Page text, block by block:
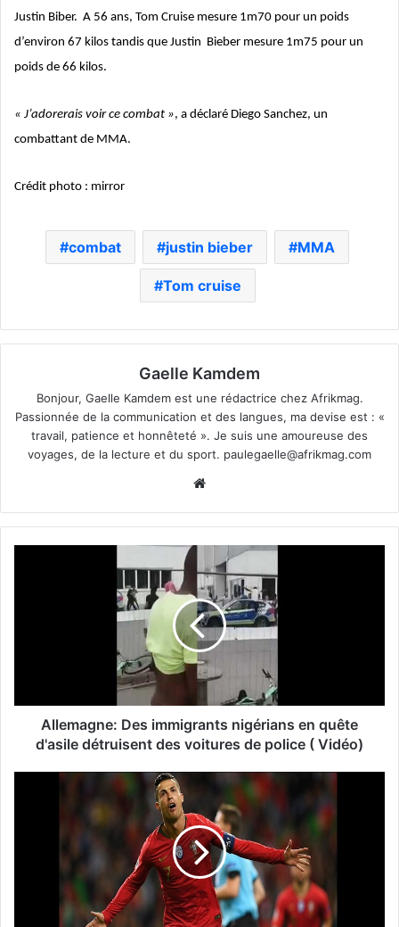
Justin Biber. A 56 ans, Tom Cruise mesure 1m70 pour un poids
d’environ 67 kilos tandis que Justin Bieber mesure 1m75 pour un
poids de 66 kilos.
« J’adorerais voir ce combat », a déclaré Diego Sanchez, un
combattant de MMA.
Crédit photo : mirror
combat justin bieber MMA
Tom cruise
Gaelle Kamdem
Bonjour, Gaelle Kamdem est une rédactrice chez Afrikmag.
Passionnée de la communication et des langues, ma devise est : «
travail, patience et honnêteté ». Je suis une amoureuse des
voyages, de la lecture et du sport. paulegaelle@afrikmag.com
Allemagne: Des immigrants nigérians en quête
d'asile détruisent des voitures de police ( Vidéo)